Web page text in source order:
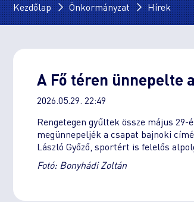
Kezdőlap Önkormányzat Hírek
A Fő téren ünnepelte
2026.05.29. 22:49
Rengetegen gyűltek össze május
megünnepeljék a csapat bajnoki
László Győző, sportért is felelős
Fotó: Bonyhádi Zoltán